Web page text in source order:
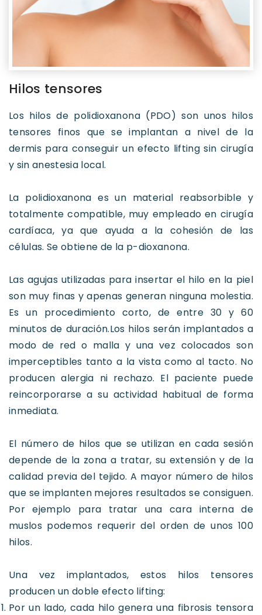
Hilos tensores
Los hilos de polidioxanona (PDO) son unos hilos
tensores finos que se implantan a nivel de la
dermis para conseguir un efecto lifting sin cirugía
y sin anestesia local.
La polidioxanona es un material reabsorbible y
totalmente compatible, muy empleado en cirugía
cardíaca, ya que ayuda a la cohesión de las
células. Se obtiene de la p-dioxanona.
Las agujas utilizadas para insertar el hilo en la piel
son muy finas y apenas generan ninguna molestia.
Es un procedimiento corto, de entre 30 y 60
minutos de duración.Los hilos serán implantados a
modo de red o malla y una vez colocados son
imperceptibles tanto a la vista como al tacto. No
producen alergia ni rechazo. El paciente puede
reincorporarse a su actividad habitual de forma
inmediata.
El número de hilos que se utilizan en cada sesión
depende de la zona a tratar, su extensión y de la
calidad previa del tejido. A mayor número de hilos
que se implanten mejores resultados se consiguen.
Por ejemplo para tratar una cara interna de
muslos podemos requerir del orden de unos 100
hilos.
Una vez implantados, estos hilos tensores
producen un doble efecto lifting:
Por un lado, cada hilo genera una fibrosis tensora